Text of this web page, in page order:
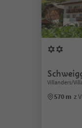
Villanders/
570 m z